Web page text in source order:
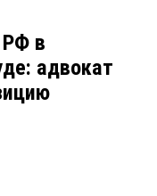
РФ в
адвокат